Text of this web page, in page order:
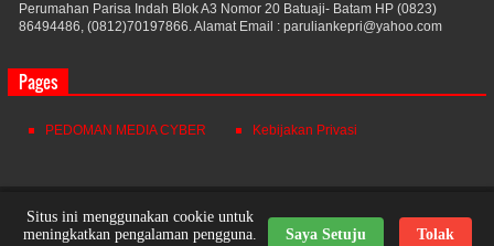
Perumahan Parisa Indah Blok A3 Nomor 20 Batuaji- Batam HP (0823)
86494486, (0812)70197866. Alamat Email : paruliankepri@yahoo.com
Pages
PEDOMAN MEDIA CYBER Kebijakan Privasi
Realitas News© 2021. All Rights Reserved.
Situs ini menggunakan cookie untuk
meningkatkan pengalaman pengguna.
Saya Setuju Tolak